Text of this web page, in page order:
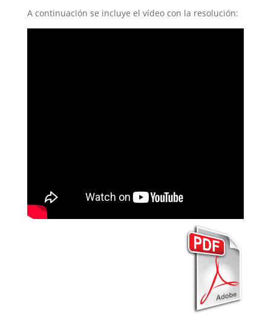
A continuación se incluye el vídeo con la resolución: